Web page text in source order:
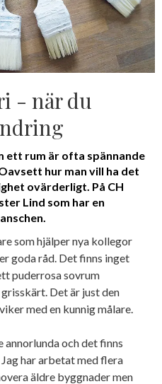
- när du
ett rum är ofta spännande
hur man vill ha det
ovärderligt. På CH
Lind som har en
som hjälper nya kollegor
goda råd. Det finns inget
puderrosa sovrum
Det är just den
med en kunnig målare.
annorlunda och det finns
har arbetat med flera
äldre byggnader men